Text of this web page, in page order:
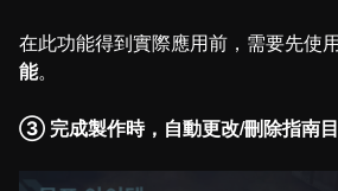
在此功能得到實際應用前，需要先使
能。
③ 完成製作時，自動更改/刪除指南